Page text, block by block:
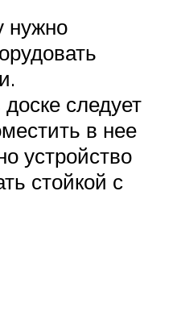
нужно
следует
в нее
устройство
стойкой с